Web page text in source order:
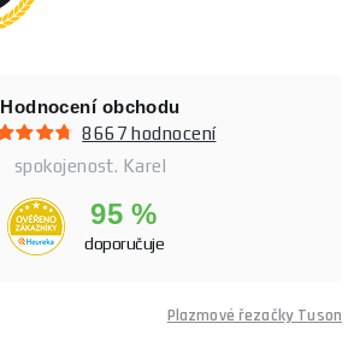
Hodnocení obchodu
8667 hodnocení
spokojenost. Karel
95 %
doporučuje
Plazmové řezačky Tuson